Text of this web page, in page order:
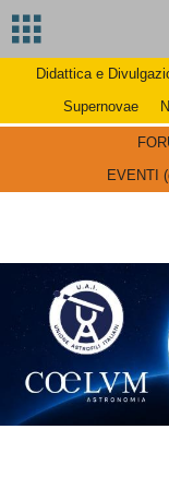
Didattica e
Supernovae
EVENTI